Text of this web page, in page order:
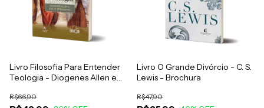
Livro Filosofia Para Entender
Teologia - Diogenes Allen e
R$66,90
Livro O Grande Divórcio - C. S.
Lewis - Brochura
R$47,90